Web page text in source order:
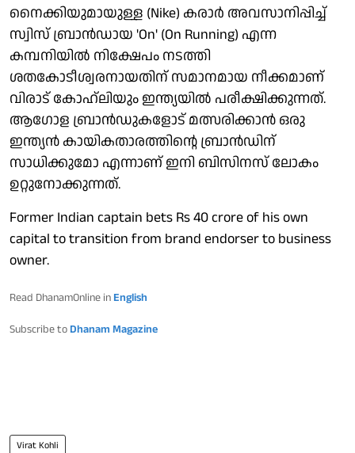
നൈക്കിയുമായുള്ള (Nike) കരാർ അവസാനിപ്പിച്ച്
സ്വിസ് ബ്രാൻഡായ 'On' (On Running) എന്ന
കമ്പനിയിൽ നിക്ഷേപം നടത്തി
ശതകോടീശ്വരനായതിന് സമാനമായ നീക്കമാണ്
വിരാട് കോഹ്‌ലിയും ഇന്ത്യയിൽ പരീക്ഷിക്കുന്നത്.
ആഗോള ബ്രാൻഡുകളോട് മത്സരിക്കാൻ ഒരു
ഇന്ത്യൻ കായികതാരത്തിന്റെ ബ്രാൻഡിന്
സാധിക്കുമോ എന്നാണ് ഇനി ബിസിനസ് ലോകം
ഉറ്റുനോക്കുന്നത്.
Former Indian captain bets Rs 40 crore of his own
capital to transition from brand endorser to business
owner.
Read DhanamOnline in English
Subscribe to Dhanam Magazine
Virat Kohli